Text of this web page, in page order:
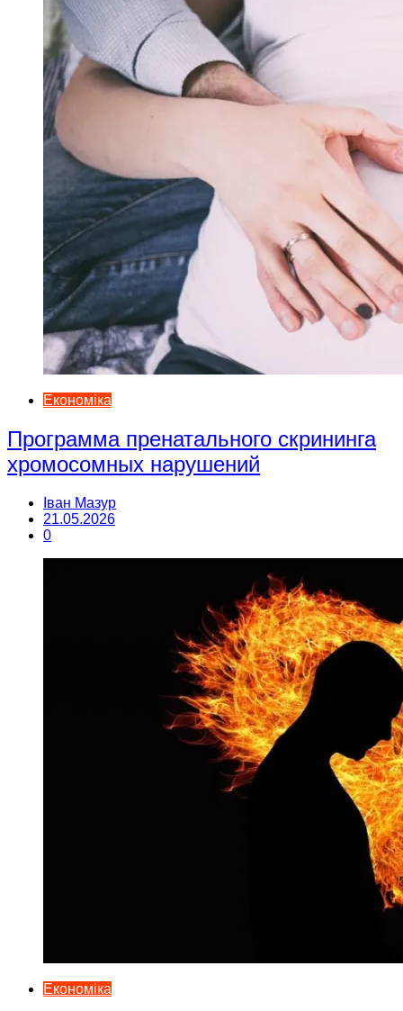
Економіка
Программа пренатального скрининга
хромосомных нарушений
Іван Мазур
21.05.2026
0
Економіка